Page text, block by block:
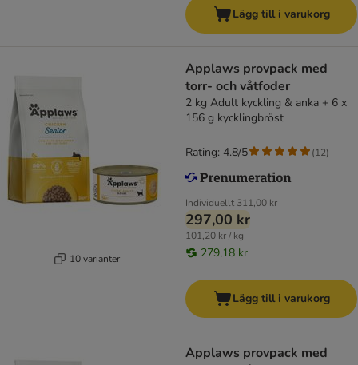
Lägg till i varukorg
10 varianter
Applaws provpack med
torr- och våtfoder
2 kg Adult kyckling & anka + 6 x
156 g kycklingbröst
Individuellt 311,00 kr
297,00 kr
101,20 kr / kg
279,18 kr
Rating: 4.8/5 (12)
Lägg till i varukorg
Applaws provpack med